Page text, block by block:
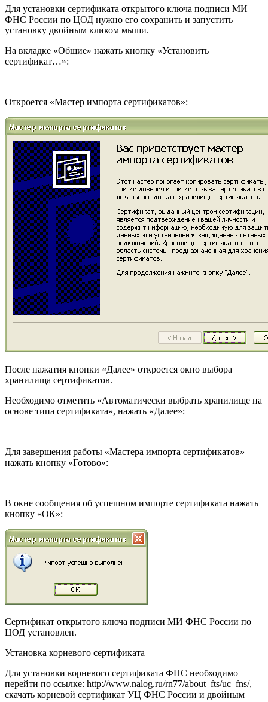
Для установки сертификата открытого ключа подписи МИ
ФНС России по ЦОД нужно его сохранить и запустить
установку двойным кликом мыши.
На вкладке «Общие» нажать кнопку «Установить
сертификат…»:
Откроется «Мастер импорта сертификатов»:
После нажатия кнопки «Далее» откроется окно выбора
хранилища сертификатов.
Необходимо отметить «Автоматически выбрать хранилище на
основе типа сертификата», нажать «Далее»:
Для завершения работы «Мастера импорта сертификатов»
нажать кнопку «Готово»:
В окне сообщения об успешном импорте сертификата нажать
кнопку «ОК»:
Сертификат открытого ключа подписи МИ ФНС России по
ЦОД установлен.
Установка корневого сертификата
Для установки корневого сертификата ФНС необходимо
перейти по ссылке: http://www.nalog.ru/rn77/about_fts/uc_fns/,
скачать корневой сертификат УЦ ФНС России и двойным